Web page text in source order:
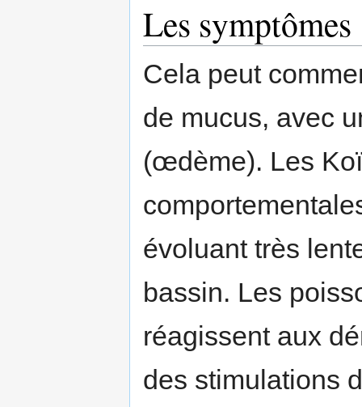
Les symptômes
Cela peut
de mucus, avec
(œdème). Les
évoluant très
bassin. Les
réagissent aux
des stimulations